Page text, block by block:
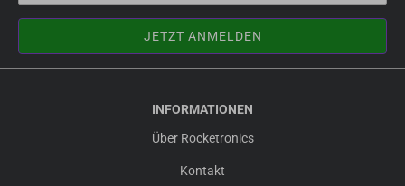
INFORMATIONEN
Über Rocketronics
Kontakt